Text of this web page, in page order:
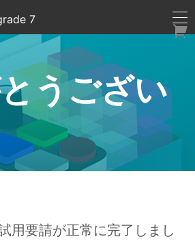
7
うござい
用要請が正常に完了しまし